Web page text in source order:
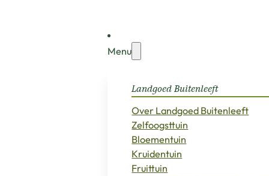
Menu
Landgoed Buitenleeft
Over Landgoed Buitenleeft
Zelfoogsttuin
Bloementuin
Kruidentuin
Fruittuin